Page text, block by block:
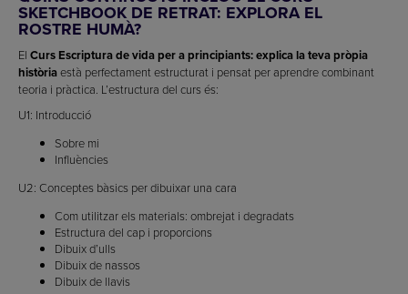
SKETCHBOOK DE RETRAT: EXPLORA EL
ROSTRE HUMÀ?
El Curs Escriptura de vida per a principiants: explica la teva pròpia
històriaestà perfectament estructurat i pensat per aprendre combinant
teoria i pràctica. L’estructura del curs és:
U1: Introducció
Sobre mi
Influències
U2: Conceptes bàsics per dibuixar una cara
Com utilitzar els materials: ombrejat i degradats
Estructura del cap i proporcions
Dibuix d’ulls
Dibuix de nassos
Dibuix de llavis